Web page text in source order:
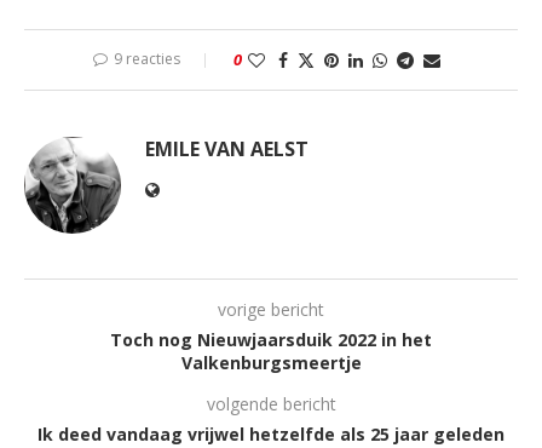
9 reacties 0
EMILE VAN AELST
vorige bericht
Toch nog Nieuwjaarsduik 2022 in het
Valkenburgsmeertje
volgende bericht
Ik deed vandaag vrijwel hetzelfde als 25 jaar geleden